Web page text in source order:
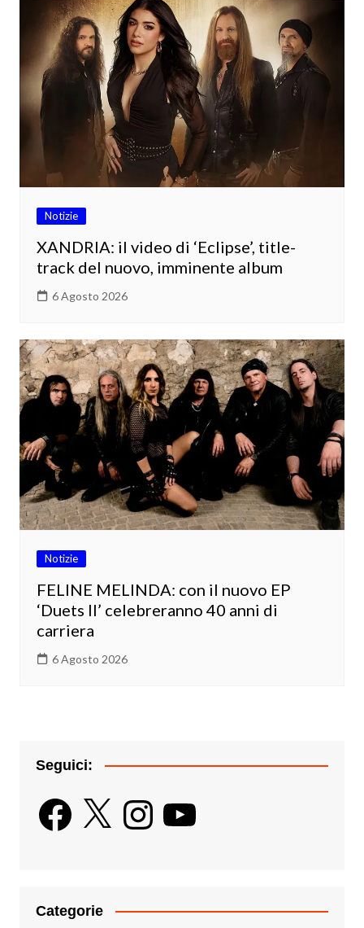
Notizie
XANDRIA: il video di ‘Eclipse’, title-
track del nuovo, imminente album
6 Agosto 2026
Notizie
FELINE MELINDA: con il nuovo EP
‘Duets II’ celebreranno 40 anni di
carriera
6 Agosto 2026
Seguici:
Facebook
X InstagramYouTube
Categorie